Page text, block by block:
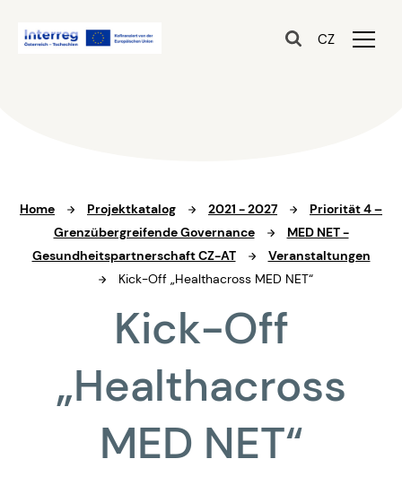
CZ
Home Projektkatalog 2021 - 2027
Priorität 4 –
Grenzübergreifende Governance
MED NET -
Gesundheitspartnerschaft CZ-AT
Veranstaltungen
Kick-Off „Healthacross MED NET“
Kick-Off
„Healthacross
MED NET“